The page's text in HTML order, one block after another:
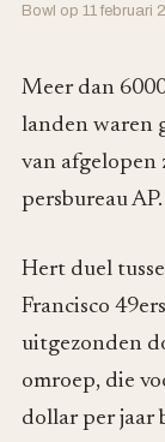
Bowl op 11 februari
Meer dan
landen waren
van afgelopen
persbureau AP.
Hert duel
Francisco
uitgezonden
omroep, die
dollar per jaar